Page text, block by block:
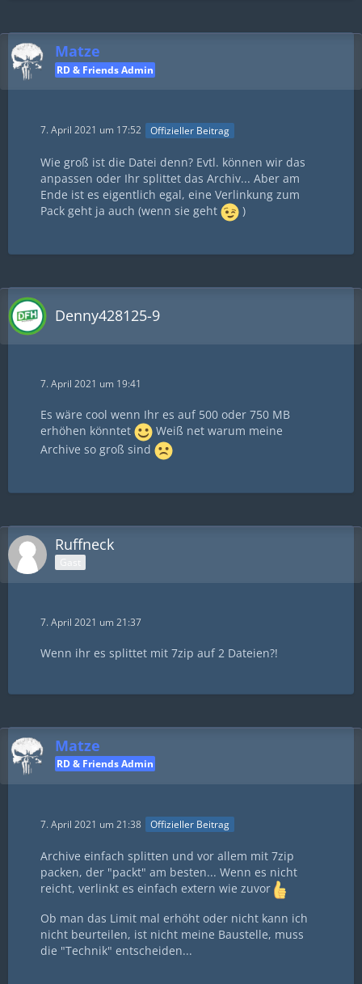
Matze
RD & Friends Admin
7. April 2021 um 17:52 Offizieller Beitrag
Wie groß ist die Datei denn? Evtl. können wir das
anpassen oder Ihr splittet das Archiv... Aber am
Ende ist es eigentlich egal, eine Verlinkung zum
Pack geht ja auch (wenn sie geht
)
Denny428125-9
7. April 2021 um 19:41
Es wäre cool wenn Ihr es auf 500 oder 750 MB
erhöhen könntet
Weiß net warum meine
Archive so groß sind
Ruffneck
Gast
7. April 2021 um 21:37
Wenn ihr es splittet mit 7zip auf 2 Dateien?!
Matze
RD & Friends Admin
7. April 2021 um 21:38 Offizieller Beitrag
Archive einfach splitten und vor allem mit 7zip
packen, der "packt" am besten... Wenn es nicht
reicht, verlinkt es einfach extern wie zuvor
Ob man das Limit mal erhöht oder nicht kann ich
nicht beurteilen, ist nicht meine Baustelle, muss
die "Technik" entscheiden...